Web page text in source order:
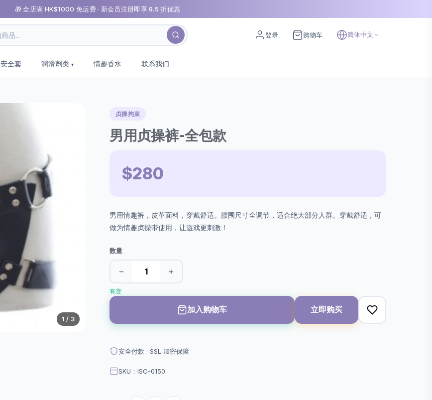
🎁 全店满 HK$1000 免运费 · 新会员注册即享 9.5 折优惠
登录 购物车 简体中文
安全套 潤滑劑类 情趣香水 联系我们
1 / 3
贞操拘束
男用贞操裤-全包款
$280
男用情趣裤，皮革面料，穿戴舒适。腰围尺寸全调节，适合绝大部分人群。穿戴舒适，可
做为情趣贞操带使用，让遊戏更刺激！
数量
− +
有货
加入购物车 立即购买
安全付款 · SSL 加密保障
SKU：ISC-0150